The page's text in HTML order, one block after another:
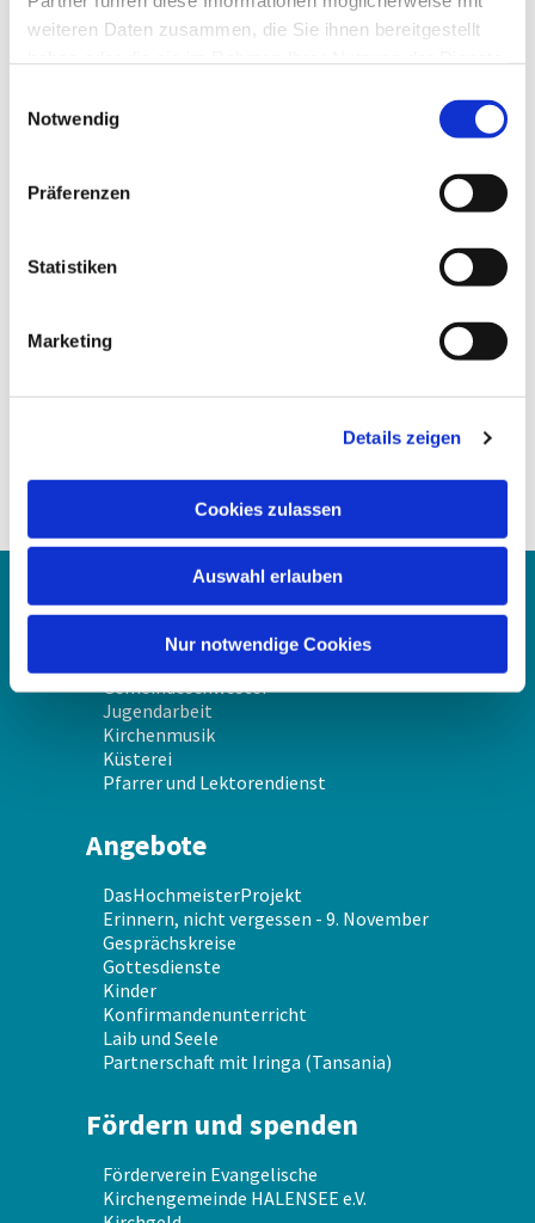
weiteren Daten zusammen, die Sie ihnen bereitgestellt
w
Notwendig
Präferenzen
Statistiken
Marketing
Details zeigen
Cookies zulassen
Auswahl erlauben
Nur notwendige Cookies
Über uns
Gemeindeschwester
Jugendarbeit
Kirchenmusik
Küsterei
Pfarrer und Lektorendienst
Angebote
DasHochmeisterProjekt
Erinnern, nicht vergessen - 9. November
Gesprächskreise
Gottesdienste
Kinder
Konfirmandenunterricht
Laib und Seele
Partnerschaft mit Iringa (Tansania)
Fördern und spenden
Förderverein Evangelische
Kirchengemeinde HALENSEE e.V.